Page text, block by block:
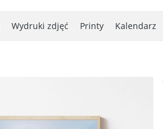
Wydruki zdjęć Printy Kalendarz